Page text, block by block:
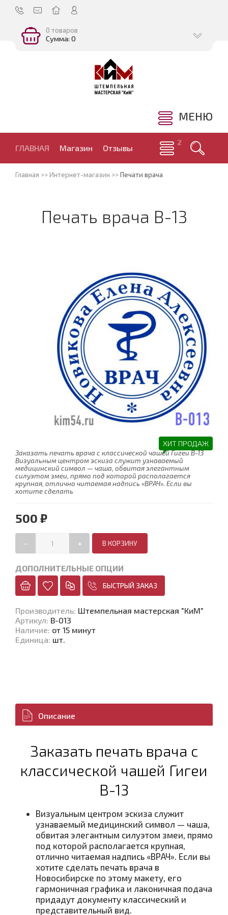
0 товаров
Сумма: 0
МЕНЮ
ГЛАВНАЯ Магазин Отзывы
Главная >>Интернет-магазин >>Печати врача
Печать врача В-13
ХИТ ПРОДАЖ
Заказать печать врача с классической чашей Гигеи В-13
Визуальным центром эскиза служит узнаваемый
медицинский символ — чаша, обвитая элегантным
силуэтом змеи, прямо под которой располагается
крупная, отлично читаемая надпись «ВРАЧ». Если вы
хотите сделать
500 ₽
- +
ДОПОЛНИТЕЛЬНЫЕ ОПЦИИ
БЫСТРЫЙ ЗАКАЗ
Производитель: Штемпельная мастерская "КиМ"
Артикул: В-013
Наличие: от 15 минут
Единица: шт.
Описание
Заказать печать врача с
классической чашей Гигеи
В-13
Визуальным центром эскиза служит
узнаваемый медицинский символ — чаша,
обвитая элегантным силуэтом змеи, прямо
под которой располагается крупная,
отлично читаемая надпись «ВРАЧ». Если вы
хотите сделать печать врача в
Новосибирске по этому макету, его
гармоничная графика и лаконичная подача
придадут документу классический и
представительный вид.